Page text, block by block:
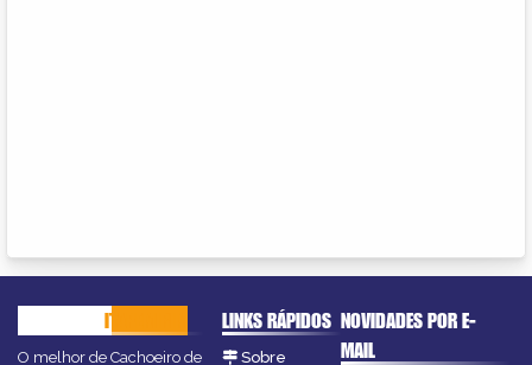
ITAPEMIRIM
O melhor de Cachoeiro de
LINKS RÁPIDOS
Sobre
NOVIDADES POR E-
MAIL